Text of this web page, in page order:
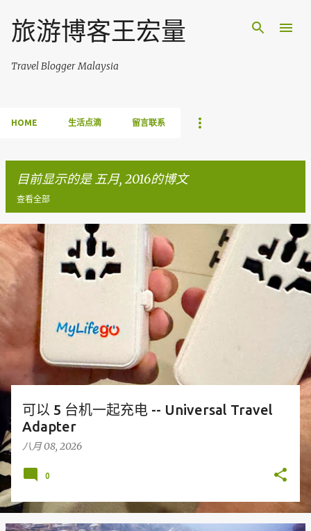
跳至主要内容
旅游博客王宏量
Travel Blogger Malaysia
HOME 生活点滴 留言联系
目前显示的是 五月, 2016的博文
查看全部
博
文
可以 5 台机一起充电 -- Universal Travel
Adapter
八月 08, 2026
0